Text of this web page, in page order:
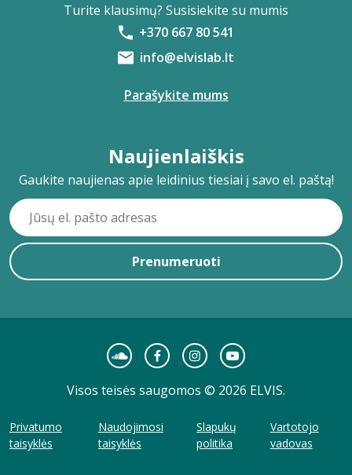
Turite klausimų? Susisiekite su mumis
+370 667 80 541
info@elvislab.lt
Parašykite mums
Naujienlaiškis
Gaukite naujienas apie leidinius tiesiai į savo el. paštą!
Prenumeruoti
Visos teisės saugomos © 2026 ELVIS.
Privatumo
taisyklės
Naudojimosi
taisyklės
Slapukų
politika
Vartotojo
vadovas